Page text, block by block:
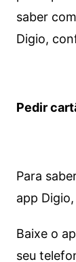
saber
Digio,
Pedir
Para
app
Baixe o
seu